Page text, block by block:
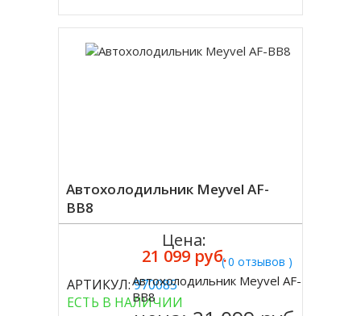
Автохолодильник Meyvel AF-
BB8
( 0 отзывов )
АРТИКУЛ:970085
ЕСТЬ В НАЛИЧИИ
Цена:
21 099 руб.
Купить
Автохолодильник Meyvel AF-
BB8